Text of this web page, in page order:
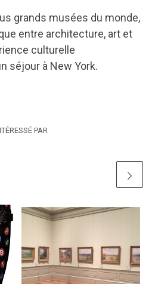
grands musées du monde,
entre architecture, art et
culturelle
séjour à New York.
PAR